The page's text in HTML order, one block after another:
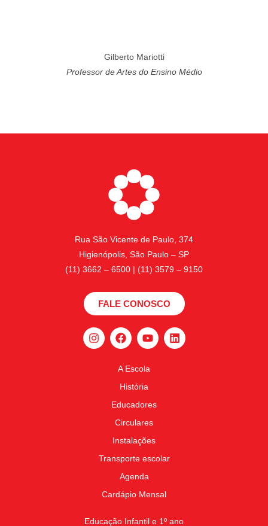
Gilberto Mariotti
Professor de Artes do Ensino Médio
Rua São Vicente de Paulo, 374
Higienópolis, São Paulo – SP
(11) 3662 – 6500 | (11) 3579 – 9150
FALE CONOSCO
A Escola
História
Educadores
Circulares
Instalações
Transporte escolar
Agenda
Cardápio Mensal
Educação Infantil e 1º ano